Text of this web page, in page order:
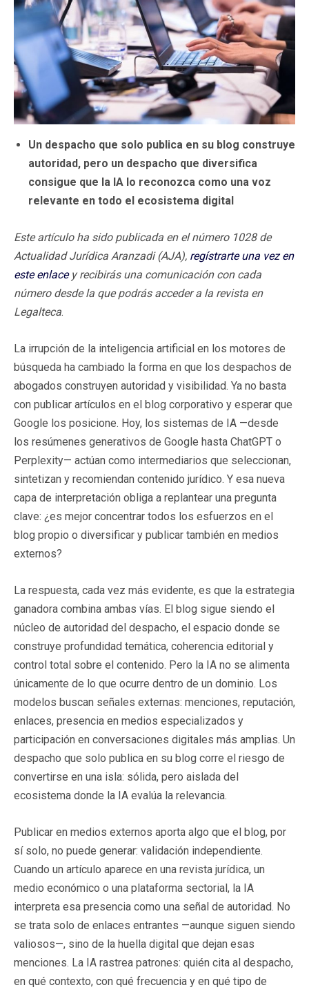
Un despacho que solo publica en su blog construye
autoridad, pero un despacho que diversifica
consigue que la IA lo reconozca como una voz
relevante en todo el ecosistema digital
Este artículo ha sido publicada en el número 1028 de
Actualidad Jurídica Aranzadi (AJA), regístrarte una vez en
este enlacey recibirás una comunicación con cada
número desde la que podrás acceder a la revista en
Legalteca.
La irrupción de la inteligencia artificial en los motores de
búsqueda ha cambiado la forma en que los despachos de
abogados construyen autoridad y visibilidad. Ya no basta
con publicar artículos en el blog corporativo y esperar que
Google los posicione. Hoy, los sistemas de IA —desde
los resúmenes generativos de Google hasta ChatGPT o
Perplexity— actúan como intermediarios que seleccionan,
sintetizan y recomiendan contenido jurídico. Y esa nueva
capa de interpretación obliga a replantear una pregunta
clave: ¿es mejor concentrar todos los esfuerzos en el
blog propio o diversificar y publicar también en medios
externos?
La respuesta, cada vez más evidente, es que la estrategia
ganadora combina ambas vías. El blog sigue siendo el
núcleo de autoridad del despacho, el espacio donde se
construye profundidad temática, coherencia editorial y
control total sobre el contenido. Pero la IA no se alimenta
únicamente de lo que ocurre dentro de un dominio. Los
modelos buscan señales externas: menciones, reputación,
enlaces, presencia en medios especializados y
participación en conversaciones digitales más amplias. Un
despacho que solo publica en su blog corre el riesgo de
convertirse en una isla: sólida, pero aislada del
ecosistema donde la IA evalúa la relevancia.
Publicar en medios externos aporta algo que el blog, por
sí solo, no puede generar: validación independiente.
Cuando un artículo aparece en una revista jurídica, un
medio económico o una plataforma sectorial, la IA
interpreta esa presencia como una señal de autoridad. No
se trata solo de enlaces entrantes —aunque siguen siendo
valiosos—, sino de la huella digital que dejan esas
menciones. La IA rastrea patrones: quién cita al despacho,
en qué contexto, con qué frecuencia y en qué tipo de